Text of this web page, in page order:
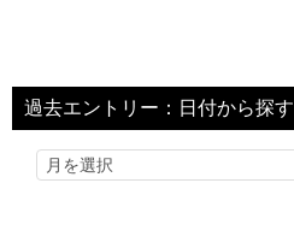
過去エントリー：日付から探す